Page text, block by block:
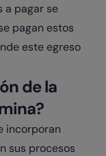
a pagar se
pagan estos
este egreso
de la
incorporan
sus procesos